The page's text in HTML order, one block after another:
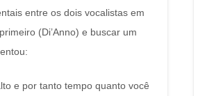
entre os dois vocalistas em
(Di’Anno) e buscar um
e por tanto tempo quanto você